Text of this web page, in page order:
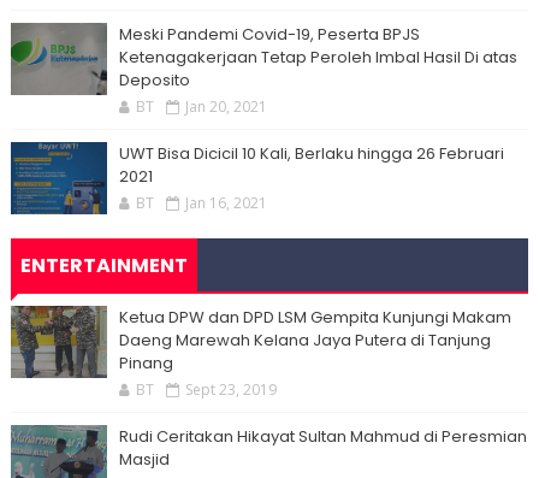
Meski Pandemi Covid-19, Peserta BPJS
Ketenagakerjaan Tetap Peroleh Imbal Hasil Di atas
Deposito
BT Jan 20, 2021
UWT Bisa Dicicil 10 Kali, Berlaku hingga 26 Februari
2021
BT Jan 16, 2021
ENTERTAINMENT
Ketua DPW dan DPD LSM Gempita Kunjungi Makam
Daeng Marewah Kelana Jaya Putera di Tanjung
Pinang
BT Sept 23, 2019
Rudi Ceritakan Hikayat Sultan Mahmud di Peresmian
Masjid